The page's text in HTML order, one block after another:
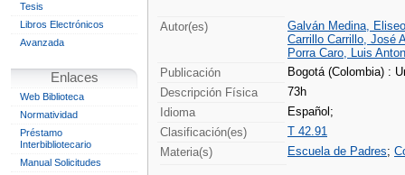
Tesis
Libros Electrónicos
Avanzada
Enlaces
Web Biblioteca
Normatividad
Préstamo
Interbibliotecario
Manual Solicitudes
Autor(es)
Galván Medina,
Carrillo Carrillo, José
Porra Caro, Luis
Publicación
Bogotá (Colombia) :
Descripción Física
73h
Idioma
Español;
Clasificación(es)
T 42.91
Materia(s)
Escuela de Padres;